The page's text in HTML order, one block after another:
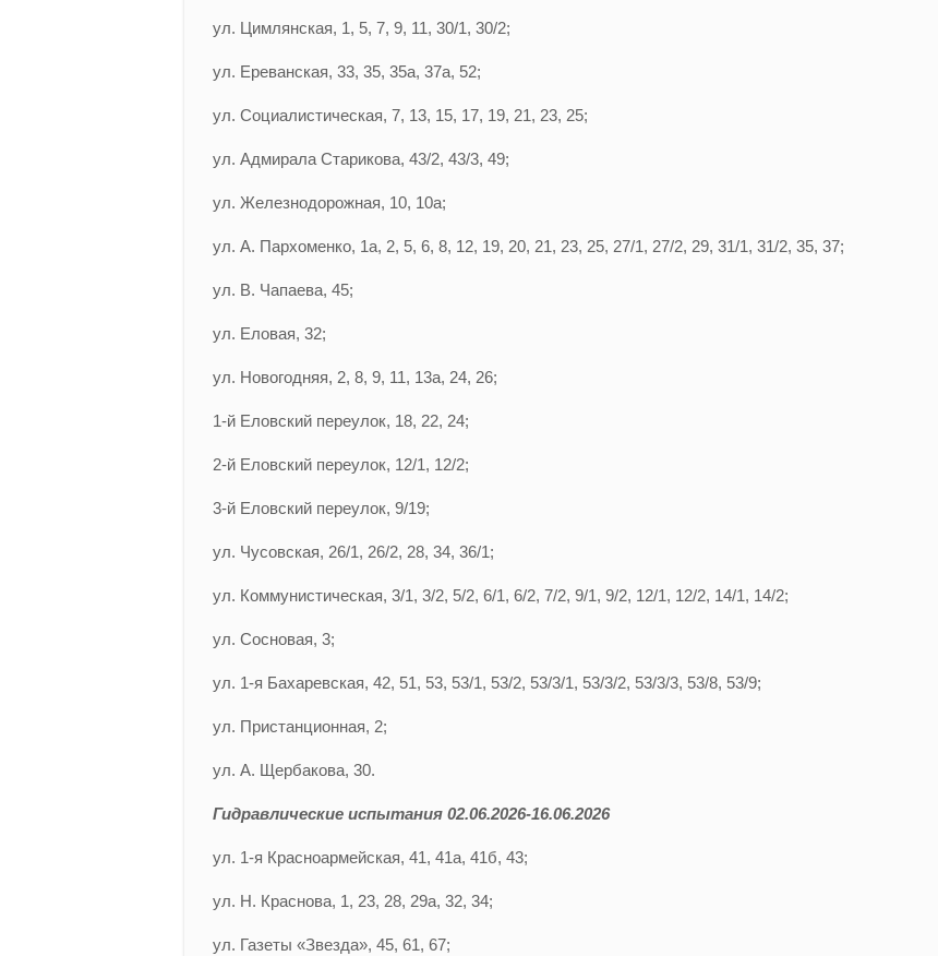
ул. Цимлянская, 1, 5, 7, 9, 11, 30/1, 30/2;
ул. Ереванская, 33, 35, 35а, 37а, 52;
ул. Социалистическая, 7, 13, 15, 17, 19, 21, 23, 25;
ул. Адмирала Старикова, 43/2, 43/3, 49;
ул. Железнодорожная, 10, 10а;
ул. А. Пархоменко, 1а, 2, 5, 6, 8, 12, 19, 20, 21, 23, 25, 27/1, 27/2, 29, 31/1, 31/2, 35, 37;
ул. В. Чапаева, 45;
ул. Еловая, 32;
ул. Новогодняя, 2, 8, 9, 11, 13а, 24, 26;
1-й Еловский переулок, 18, 22, 24;
2-й Еловский переулок, 12/1, 12/2;
3-й Еловский переулок, 9/19;
ул. Чусовская, 26/1, 26/2, 28, 34, 36/1;
ул. Коммунистическая, 3/1, 3/2, 5/2, 6/1, 6/2, 7/2, 9/1, 9/2, 12/1, 12/2, 14/1, 14/2;
ул. Сосновая, 3;
ул. 1-я Бахаревская, 42, 51, 53, 53/1, 53/2, 53/3/1, 53/3/2, 53/3/3, 53/8, 53/9;
ул. Пристанционная, 2;
ул. А. Щербакова, 30.
Гидравлические испытания 02.06.2026-16.06.2026
ул. 1-я Красноармейская, 41, 41а, 41б, 43;
ул. Н. Краснова, 1, 23, 28, 29а, 32, 34;
ул. Газеты «Звезда», 45, 61, 67;